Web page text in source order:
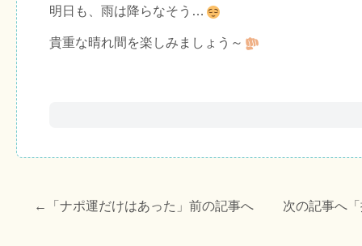
明日も、雨は降らなそう…
貴重な晴れ間を楽しみましょう～
←「 ナポ運だけはあった 」前の記事へ 次の記事へ「